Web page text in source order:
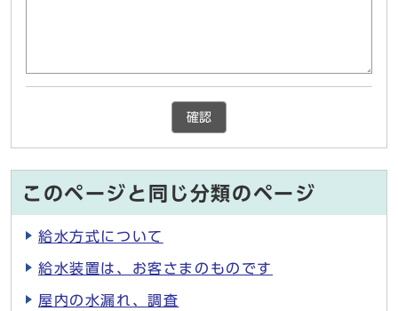
確認
このページと同じ分類のページ
給水方式について
給水装置は、お客さまのものです
屋内の水漏れ、調査